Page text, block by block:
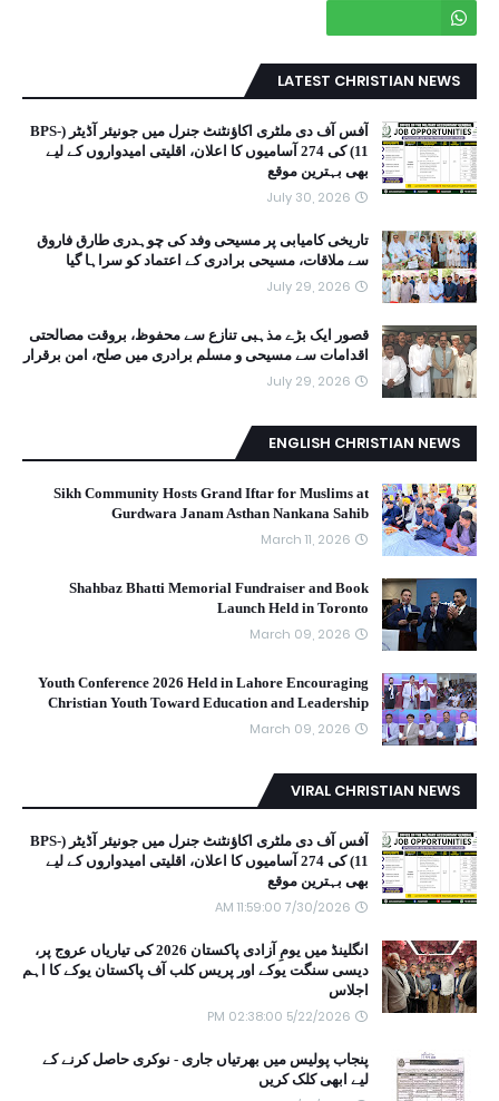
LATEST CHRISTIAN NEWS
آفس آف دی ملٹری اکاؤنٹنٹ جنرل میں جونیئر آڈیٹر (BPS-
11) کی 274 آسامیوں کا اعلان، اقلیتی امیدواروں کے لیے
بھی بہترین موقع
July 30, 2026
تاریخی کامیابی پر مسیحی وفد کی چوہدری طارق فاروق
سے ملاقات، مسیحی برادری کے اعتماد کو سراہا گیا
July 29, 2026
قصور ایک بڑے مذہبی تنازع سے محفوظ، بروقت مصالحتی
اقدامات سے مسیحی و مسلم برادری میں صلح، امن برقرار
July 29, 2026
ENGLISH CHRISTIAN NEWS
Sikh Community Hosts Grand Iftar for Muslims at
Gurdwara Janam Asthan Nankana Sahib
March 11, 2026
Shahbaz Bhatti Memorial Fundraiser and Book
Launch Held in Toronto
March 09, 2026
Youth Conference 2026 Held in Lahore Encouraging
Christian Youth Toward Education and Leadership
March 09, 2026
VIRAL CHRISTIAN NEWS
آفس آف دی ملٹری اکاؤنٹنٹ جنرل میں جونیئر آڈیٹر (BPS-
11) کی 274 آسامیوں کا اعلان، اقلیتی امیدواروں کے لیے
بھی بہترین موقع
7/30/2026 11:59:00 AM
انگلینڈ میں یومِ آزادی پاکستان 2026 کی تیاریاں عروج پر،
دیسی سنگت یوکے اور پریس کلب آف پاکستان یوکے کا اہم
اجلاس
5/22/2026 02:38:00 PM
پنجاب پولیس میں بھرتیاں جاری - نوکری حاصل کرنے کے
لیے ابھی کلک کریں